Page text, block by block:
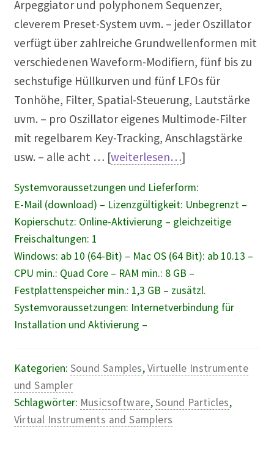
Arpeggiator und polyphonem Sequenzer,
cleverem Preset-System uvm. – jeder Oszillator
verfügt über zahlreiche Grundwellenformen mit
verschiedenen Waveform-Modifiern, fünf bis zu
sechstufige Hüllkurven und fünf LFOs für
Tonhöhe, Filter, Spatial-Steuerung, Lautstärke
uvm. – pro Oszillator eigenes Multimode-Filter
mit regelbarem Key-Tracking, Anschlagstärke
usw. – alle acht … [weiterlesen…]
Systemvoraussetzungen und Lieferform:
E-Mail (download) – Lizenzgültigkeit: Unbegrenzt –
Kopierschutz: Online-Aktivierung – gleichzeitige
Freischaltungen: 1
Windows: ab 10 (64-Bit) – Mac OS (64 Bit): ab 10.13 –
CPU min.: Quad Core – RAM min.: 8 GB –
Festplattenspeicher min.: 1,3 GB – zusätzl.
Systemvoraussetzungen: Internetverbindung für
Installation und Aktivierung –
Kategorien: Sound Samples,Virtuelle Instrumente
und Sampler
Schlagwörter: Musicsoftware,Sound Particles,
Virtual Instruments and Samplers